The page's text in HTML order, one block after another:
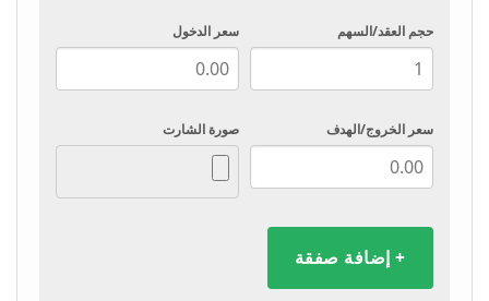
حجم العقد/السهم سعر الدخول
سعر الخروج/الهدف صورة الشارت
+ إضافة صفقة